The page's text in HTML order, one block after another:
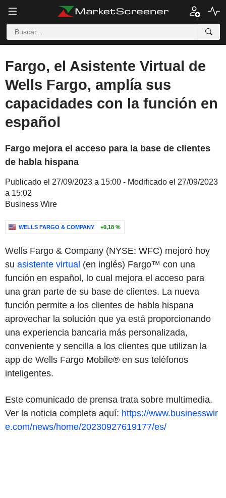
Fargo, el Asistente Virtual de
Wells Fargo, amplía sus
capacidades con la función en
español
Fargo mejora el acceso para la base de clientes
de habla hispana
Publicado el 27/09/2023 a 15:00 - Modificado el 27/09/2023
a 15:02
Business Wire
WELLS FARGO & COMPANY +0,18 %
Wells Fargo & Company (NYSE: WFC) mejoró hoy
su asistente virtual (en inglés) Fargo™ con una
función en español, lo cual mejora el acceso para
una gran parte de su base de clientes. La nueva
función permite a los clientes de habla hispana
aprovechar la solución que ya está proporcionando
una experiencia bancaria más personalizada,
conveniente y sencilla a los clientes que utilizan la
app de Wells Fargo Mobile® en sus teléfonos
inteligentes.
Este comunicado de prensa trata sobre multimedia.
Ver la noticia completa aquí: https://www.businesswir
e.com/news/home/20230927619177/es/